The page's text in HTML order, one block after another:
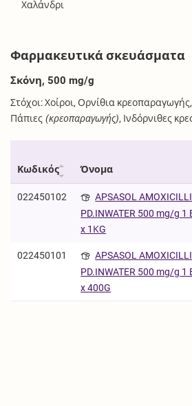
Χαλάνδρι
Φαρμακευτικά σκευάσματα
Σκόνη, 500 mg/g
Στόχοι: Χοίροι, Ορνίθια κρεοπαραγωγής,
Πάπιες (κρεοπαραγωγής), Ινδόρνιθες
Κωδικός Όνομα
022450102
APSASOL
PD.INWATER 500 mg/g 1
x 1ΚG
022450101
APSASOL
PD.INWATER 500 mg/g 1
x 400G